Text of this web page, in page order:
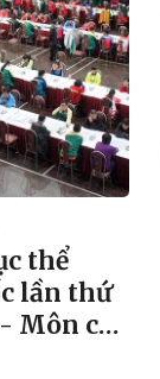
thể
lần thứ
Môn cờ